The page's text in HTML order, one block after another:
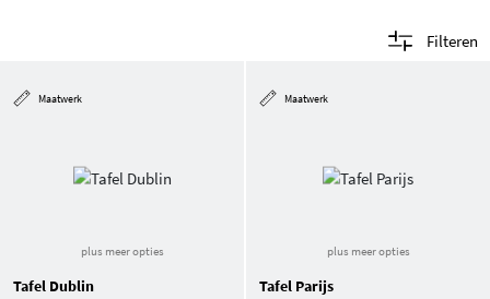
Filteren
Maatwerk
plus meer opties
Tafel Dublin
Maatwerk
plus meer opties
Tafel Parijs